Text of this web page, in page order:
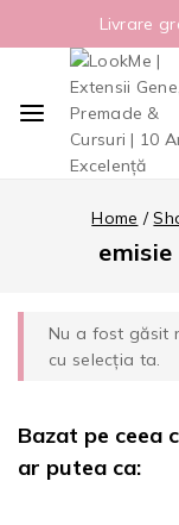
Livrare
Home /
Nu a fost găsit
cu selecția ta.
Bazat pe ceea
ar putea ca: